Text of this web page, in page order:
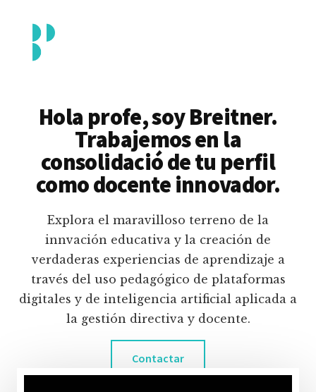
contenido
principal
menu
Piedrahita
docente
pedagógico
educativas
digitales
inteligencia
artificial.
Hola profe, soy Breitner.
Trabajemos en la
consolidació de tu perfil
como docente innovador.
Explora el maravilloso terreno de la
innvación educativa y la creación de
verdaderas experiencias de aprendizaje a
través del uso pedagógico de plataformas
digitales y de inteligencia artificial aplicada a
la gestión directiva y docente.
Contactar